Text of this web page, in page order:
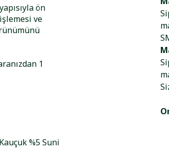
ön
ve
1
%5 Suni